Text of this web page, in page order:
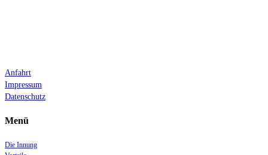
Anfahrt
Impressum
Datenschutz
Menü
Die Innung